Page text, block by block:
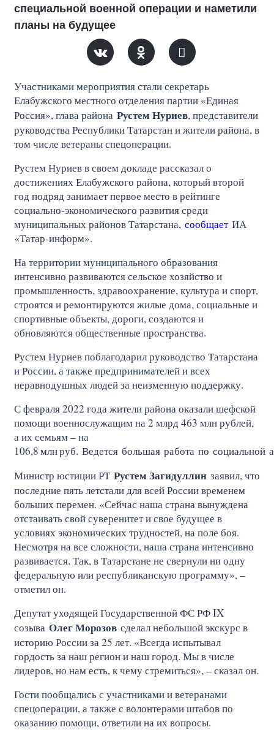
специальной военной операции и наметили
планы на будущее
Участниками мероприятия стали секретарь
Елабужского местного отделения партии «Единая
Россия», глава района Рустем Нуриев, представители
руководства Республики Татарстан и жители района, в
том числе ветераны спецоперации.
Рустем Нуриев в своем докладе рассказал о
достижениях Елабужского района, который второй
год подряд занимает первое место в рейтинге
социально‑экономического развития среди
муниципальных районов Татарстана, сообщаетИА
«Татар-информ».
На территории муниципального образования
интенсивно развиваются сельское хозяйство и
промышленность, здравоохранение, культура и спорт,
строятся и ремонтируются жилые дома, социальные и
спортивные объекты, дороги, создаются и
обновляются общественные пространства.
Рустем Нуриев поблагодарил руководство Татарстана
и России, а также предпринимателей и всех
неравнодушных людей за неизменную поддержку.
С февраля 2022 года жители района оказали шефской
помощи военнослужащим на 2 млрд 463 млн рублей,
а их семьям – на
106,8млнруб. Ведется большая работа по
Министр юстиции РТ Рустем Загидуллин заявил, что
последние пять летстали для всей России временем
больших перемен. «Сейчас наша страна вынуждена
отстаивать свой суверенитет и свое будущее в
условиях экономических трудностей, на поле боя.
Несмотря на все сложности, наша страна интенсивно
развивается. Так, в Татарстане не свернули ни одну
федеральную или республиканскую программу», –
отметил он.
Депутат уходящей Государственной ФС РФ IX
созыва Олег Морозов сделал небольшой экскурс в
историю России за 25 лет. «Всегда испытывал
гордость за наш регион и наш город. Мы в числе
лидеров, но нам есть, к чему стремиться», – сказал он.
Гости пообщались с участниками и ветеранами
спецоперации, а также с волонтерами штабов по
оказанию помощи, ответили на их вопросы.